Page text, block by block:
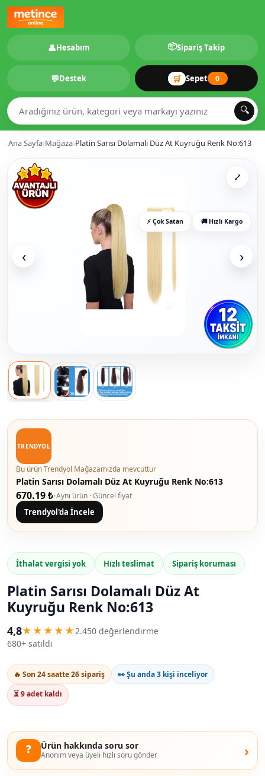
🔍
👤Hesabım 📦Sipariş Takip
💬Destek 🛒 Sepet 0
Ana Sayfa›Mağaza›Platin Sarısı Dolamalı Düz At Kuyruğu Renk No:613
⚡ Çok Satan 🚚 Hızlı Kargo
‹ ›
⤢
TRENDYOL
Bu ürün Trendyol Mağazamızda mevcuttur
Platin Sarısı Dolamalı Düz At Kuyruğu Renk No:613
670.19 ₺•Aynı ürün · Güncel fiyat
Trendyol'da İncele
İthalat vergisi yok Hızlı teslimat Sipariş koruması
Platin Sarısı Dolamalı Düz At
Kuyruğu Renk No:613
4,8★★★★★ 2.450 değerlendirme
680+ satıldı
🔥 Son 24 saatte 26 sipariş
👀 Şu anda 3 kişi inceliyor
⏳ 9 adet kaldı
❓ Ürün hakkında soru sor
Anonim veya üyeli hızlı soru gönder ›